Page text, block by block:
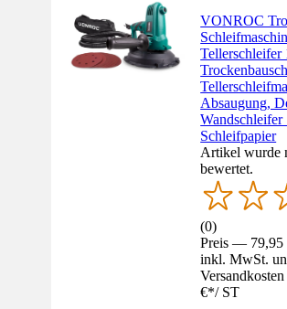
VONROC
Tellerschleifer
Absaugung,
Schleifpapier
Artikel wurde
bewertet.
(0)
Preis — 79,95
inkl. MwSt.
€*/ ST